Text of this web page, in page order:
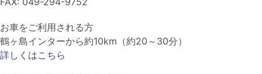
お車をご利用される方
鶴ヶ島インターから約10km（約20～30分）
詳しくはこちら